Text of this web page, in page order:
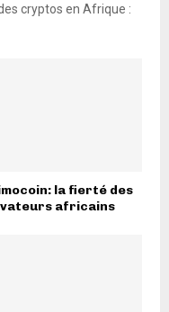
cryptos en Afrique :
la fierté des
africains